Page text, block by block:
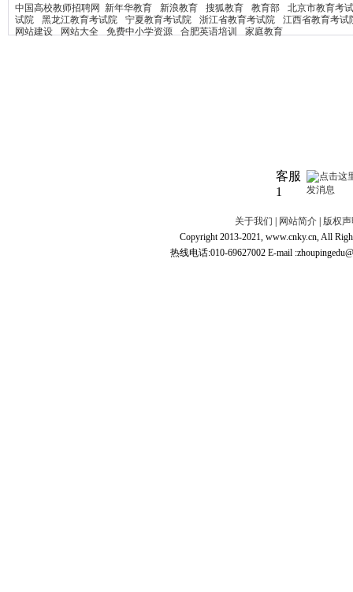
中国高校教师招聘网 新年华教育 新浪教育 搜狐教育 教育部
北京市教育考
试院
黑龙江教育考试院 宁夏教育考试院 浙江省教育考试院
江西省教育考试
网站建设
网站大全 免费中小学资源 合肥英语培训 家庭教育
客服
1
关于我们 | 网站简介 | 版权
Copyright 2013-2021, www.cnky.cn, All
热线电话:010-69627002 E-mail